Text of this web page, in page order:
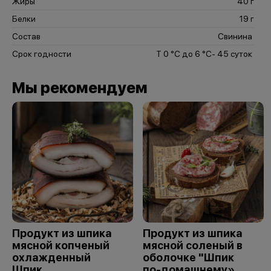
Белки
19 г
Состав
Свинина
Срок годности
Т 0 °С до 6 °С- 45 суток
Мы рекомендуем
Продукт из шпика
мясной копченый
охлажденный
Продукт из шпика
мясной соленый в
оболочке "Шпик